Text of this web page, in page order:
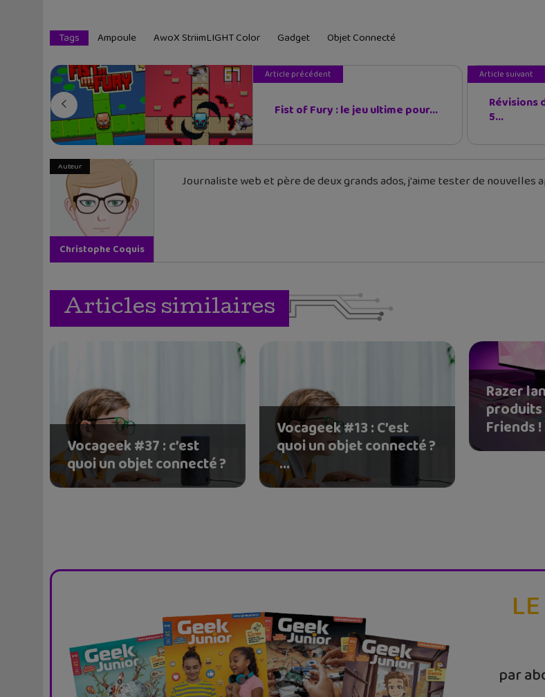
Tags Ampoule AwoX StriimLIGHT Color Gadget Objet Connecté
Article précédent
Fist of Fury : le jeu ultime pour...
Article suivant
Révisions
5...
Auteur
Christophe Coquis
Journaliste web et père de deux grands ados, j'aime tester de
Articles similaires
Vocageek #37 : c’est
quoi un objet connecté ?
Vocageek #13 : C’est
quoi un objet connecté ?
...
Razer
Friends !
par